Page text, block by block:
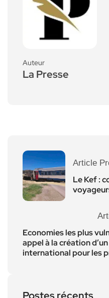
Auteur
La Presse
Article
Le Kef :
Economies les plus
appel à la création
international pour les
Postes récents